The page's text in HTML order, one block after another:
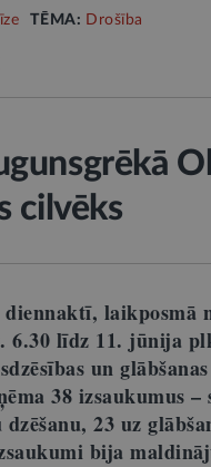
TĒMA: Drošība
cilvēks
laikposmā
6.30 līdz 11. jūnija
un
38 izsaukumus –
23 uz
bija